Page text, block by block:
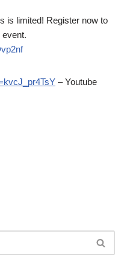
is limited! Register now to
event.
– Youtube